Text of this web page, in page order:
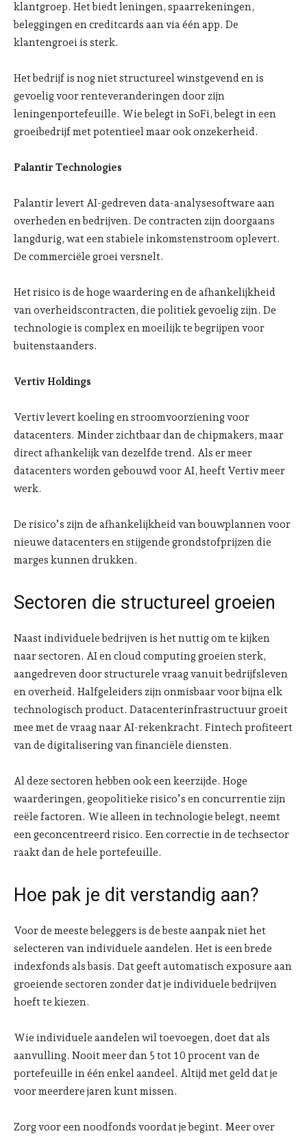
klantgroep. Het biedt leningen, spaarrekeningen,
beleggingen en creditcards aan via één app. De
klantengroei is sterk.
Het bedrijf is nog niet structureel winstgevend en is
gevoelig voor renteveranderingen door zijn
leningenportefeuille. Wie belegt in SoFi, belegt in een
groeibedrijf met potentieel maar ook onzekerheid.
Palantir Technologies
Palantir levert AI-gedreven data-analysesoftware aan
overheden en bedrijven. De contracten zijn doorgaans
langdurig, wat een stabiele inkomstenstroom oplevert.
De commerciële groei versnelt.
Het risico is de hoge waardering en de afhankelijkheid
van overheidscontracten, die politiek gevoelig zijn. De
technologie is complex en moeilijk te begrijpen voor
buitenstaanders.
Vertiv Holdings
Vertiv levert koeling en stroomvoorziening voor
datacenters. Minder zichtbaar dan de chipmakers, maar
direct afhankelijk van dezelfde trend. Als er meer
datacenters worden gebouwd voor AI, heeft Vertiv meer
werk.
De risico’s zijn de afhankelijkheid van bouwplannen voor
nieuwe datacenters en stijgende grondstofprijzen die
marges kunnen drukken.
Sectoren die structureel groeien
Naast individuele bedrijven is het nuttig om te kijken
naar sectoren. AI en cloud computing groeien sterk,
aangedreven door structurele vraag vanuit bedrijfsleven
en overheid. Halfgeleiders zijn onmisbaar voor bijna elk
technologisch product. Datacenterinfrastructuur groeit
mee met de vraag naar AI-rekenkracht. Fintech profiteert
van de digitalisering van financiële diensten.
Al deze sectoren hebben ook een keerzijde. Hoge
waarderingen, geopolitieke risico’s en concurrentie zijn
reële factoren. Wie alleen in technologie belegt, neemt
een geconcentreerd risico. Een correctie in de techsector
raakt dan de hele portefeuille.
Hoe pak je dit verstandig aan?
Voor de meeste beleggers is de beste aanpak niet het
selecteren van individuele aandelen. Het is een brede
indexfonds als basis. Dat geeft automatisch exposure aan
groeiende sectoren zonder dat je individuele bedrijven
hoeft te kiezen.
Wie individuele aandelen wil toevoegen, doet dat als
aanvulling. Nooit meer dan 5 tot 10 procent van de
portefeuille in één enkel aandeel. Altijd met geld dat je
voor meerdere jaren kunt missen.
Zorg voor een noodfonds voordat je begint. Meer over